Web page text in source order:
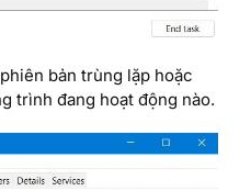
bản trùng lặp hoặc
trình đang hoạt động nào.